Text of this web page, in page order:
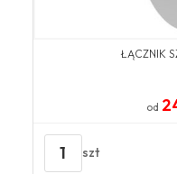
ŁĄCZNIK
od
1 szt